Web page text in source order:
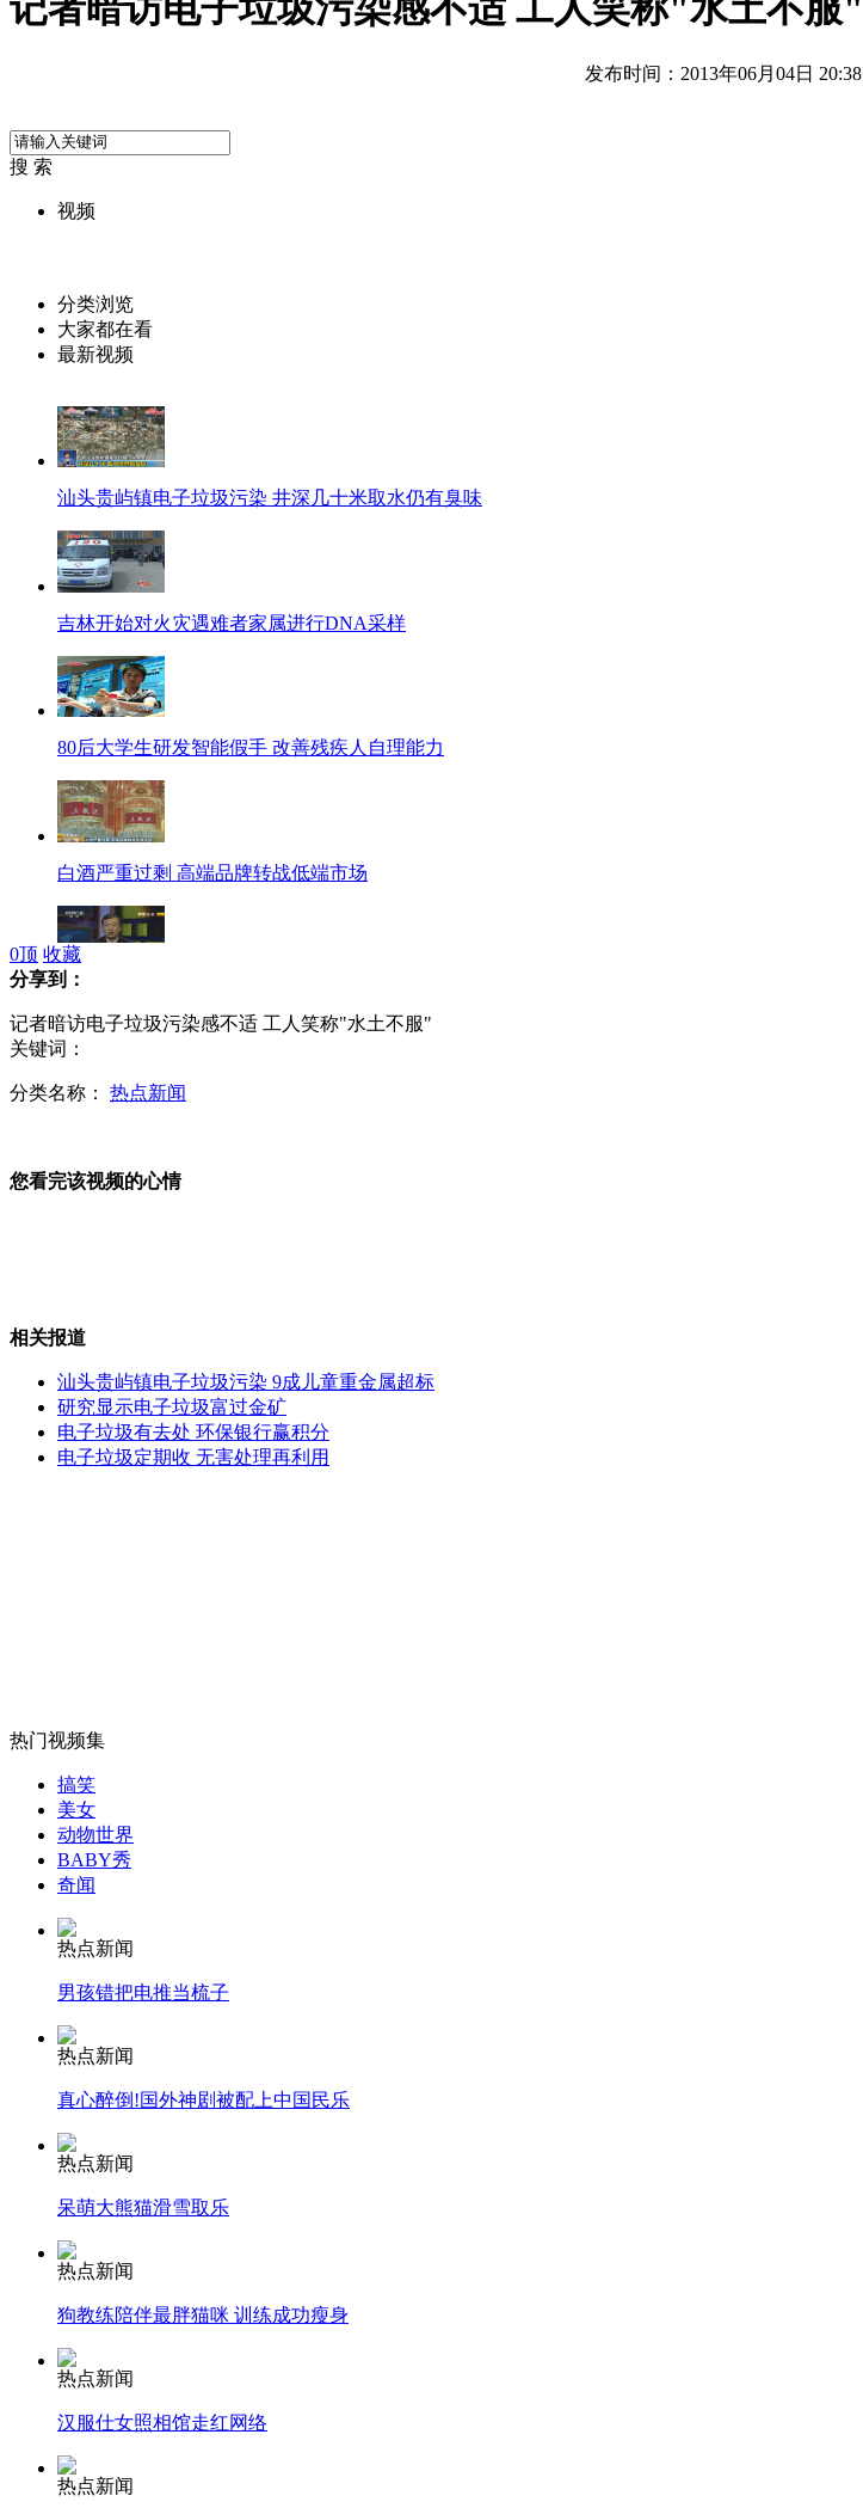
记者暗访电子垃圾污染感不适 工人笑称"水土不服"
发布时间：2013年06月04日 20:38
搜 索
视频
分类浏览
大家都在看
最新视频
汕头贵屿镇电子垃圾污染 井深几十米取水仍有臭味
吉林开始对火灾遇难者家属进行DNA采样
80后大学生研发智能假手 改善残疾人自理能力
白酒严重过剩 高端品牌转战低端市场
汕头贵屿镇电子垃圾污染 9成儿童重金属超标
女孩北京地铁殴打老人 痛下狠手拳打脚踢
外交部：反对强权政治霸凌主义
安徽一实载49人客车翻车
消防员救轻生者 花炮节热闹非凡
0顶 收藏
分享到：
记者暗访电子垃圾污染感不适 工人笑称"水土不服"
关键词：
分类名称： 热点新闻
您看完该视频的心情
相关报道
汕头贵屿镇电子垃圾污染 9成儿童重金属超标
研究显示电子垃圾富过金矿
电子垃圾有去处 环保银行赢积分
电子垃圾定期收 无害处理再利用
热门视频集
搞笑
美女
动物世界
BABY秀
奇闻
热点新闻
男孩错把电推当梳子
热点新闻
真心醉倒!国外神剧被配上中国民乐
热点新闻
呆萌大熊猫滑雪取乐
热点新闻
狗教练陪伴最胖猫咪 训练成功瘦身
热点新闻
汉服仕女照相馆走红网络
热点新闻